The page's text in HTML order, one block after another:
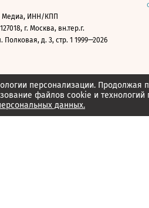
персонализации. Продолжая
файлов cookie и технологий
данных.
Медиа, ИНН/КПП
г. Москва, вн.тер.г.
д. 3, стр. 1 1999—2026